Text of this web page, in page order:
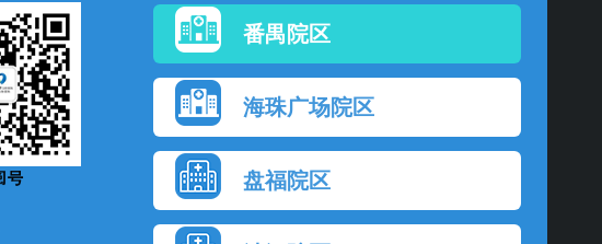
番禺院区
海珠广场院区
盘福院区